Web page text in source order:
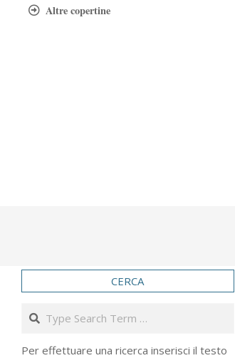
Altre copertine
CERCA
Search
Per effettuare una ricerca inserisci il testo